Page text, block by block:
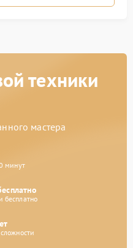
техники
мастера
минут
бесплатно